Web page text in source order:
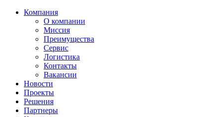
Компания
О компании
Миссия
Преимущества
Сервис
Логистика
Контакты
Вакансии
Новости
Проекты
Решения
Партнеры